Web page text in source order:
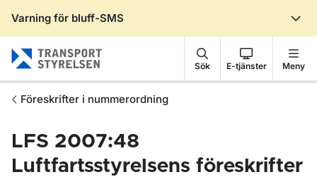
Varning för bluff-SMS
Sök E-tjänster Meny
Föreskrifter i nummerordning
LFS 2007:48
Luftfartsstyrelsens föreskrifter